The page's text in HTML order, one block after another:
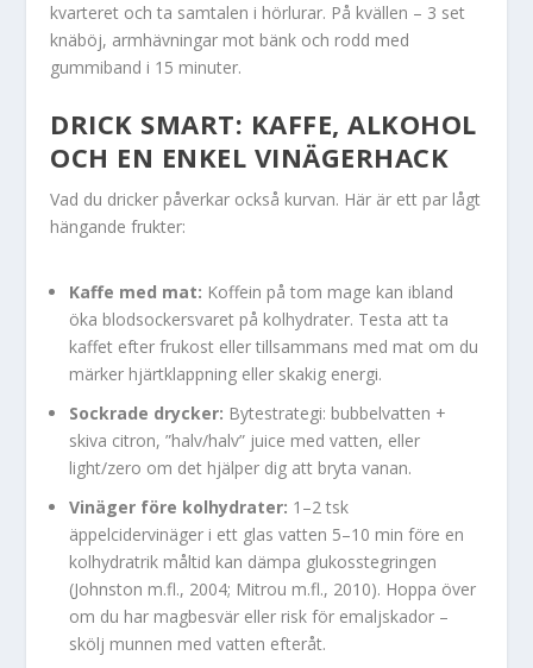
kvarteret och ta samtalen i hörlurar. På kvällen – 3 set
knäböj, armhävningar mot bänk och rodd med
gummiband i 15 minuter.
DRICK SMART: KAFFE, ALKOHOL
OCH EN ENKEL VINÄGERHACK
Vad du dricker påverkar också kurvan. Här är ett par lågt
hängande frukter:
Kaffe med mat: Koffein på tom mage kan ibland
öka blodsockersvaret på kolhydrater. Testa att ta
kaffet efter frukost eller tillsammans med mat om du
märker hjärtklappning eller skakig energi.
Sockrade drycker: Bytestrategi: bubbelvatten +
skiva citron, ”halv/halv” juice med vatten, eller
light/zero om det hjälper dig att bryta vanan.
Vinäger före kolhydrater: 1–2 tsk
äppelcidervinäger i ett glas vatten 5–10 min före en
kolhydratrik måltid kan dämpa glukosstegringen
(Johnston m.fl., 2004; Mitrou m.fl., 2010). Hoppa över
om du har magbesvär eller risk för emaljskador –
skölj munnen med vatten efteråt.